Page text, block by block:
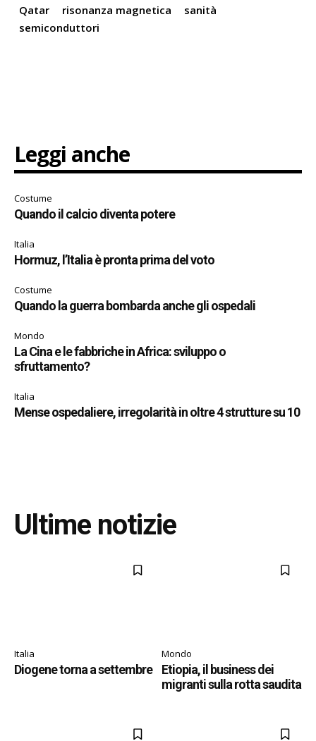
Qatar
risonanza magnetica
sanità
semiconduttori
Leggi anche
Costume
Quando il calcio diventa potere
Italia
Hormuz, l’Italia è pronta prima del voto
Costume
Quando la guerra bombarda anche gli ospedali
Mondo
La Cina e le fabbriche in Africa: sviluppo o
sfruttamento?
Italia
Mense ospedaliere, irregolarità in oltre 4 strutture su 10
Ultime notizie
Italia
Diogene torna a settembre
Mondo
Etiopia, il business dei
migranti sulla rotta saudita